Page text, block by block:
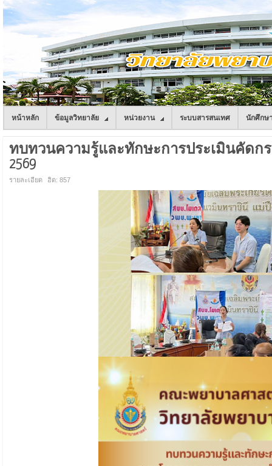
หน้าหลัก ข้อมูลวิทยาลัย หน่วยงาน ระบบสารสนเทศ นักศึกษ
ทบทวนความรู้และทักษะการประเมินคัดก
2569
รายละเอียด ฮิต: 857